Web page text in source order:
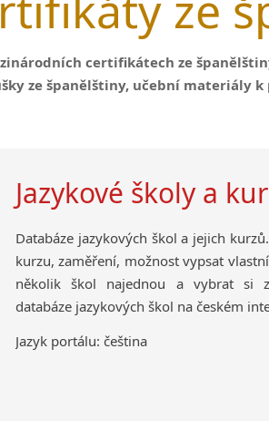
certifikátech ze
ze španělštiny, učební materiály k
Jazykové školy a
Databáze jazykových škol a jejich
kurzu, zaměření, možnost vypsat
několik škol najednou a vybrat si
databáze jazykových škol na českém
Jazyk portálu: čeština